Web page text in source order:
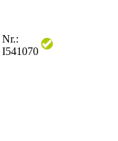
Nr.:
I541070